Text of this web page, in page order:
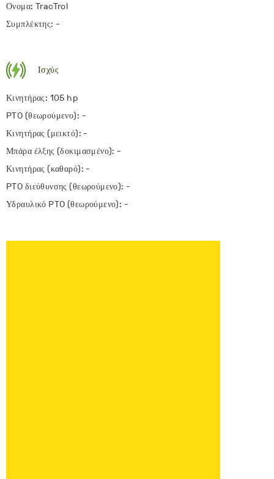
Ονομα: TracTrol
Συμπλέκτης: -
Ισχύς
Κινητήρας: 105 hp
PTO (θεωρούμενο): -
Κινητήρας (μεικτό): -
Μπάρα έλξης (δοκιμασμένο): -
Κινητήρας (καθαρό): -
PTO διεύθυνσης (θεωρούμενο): -
Υδραυλικό PTO (θεωρούμενο): -